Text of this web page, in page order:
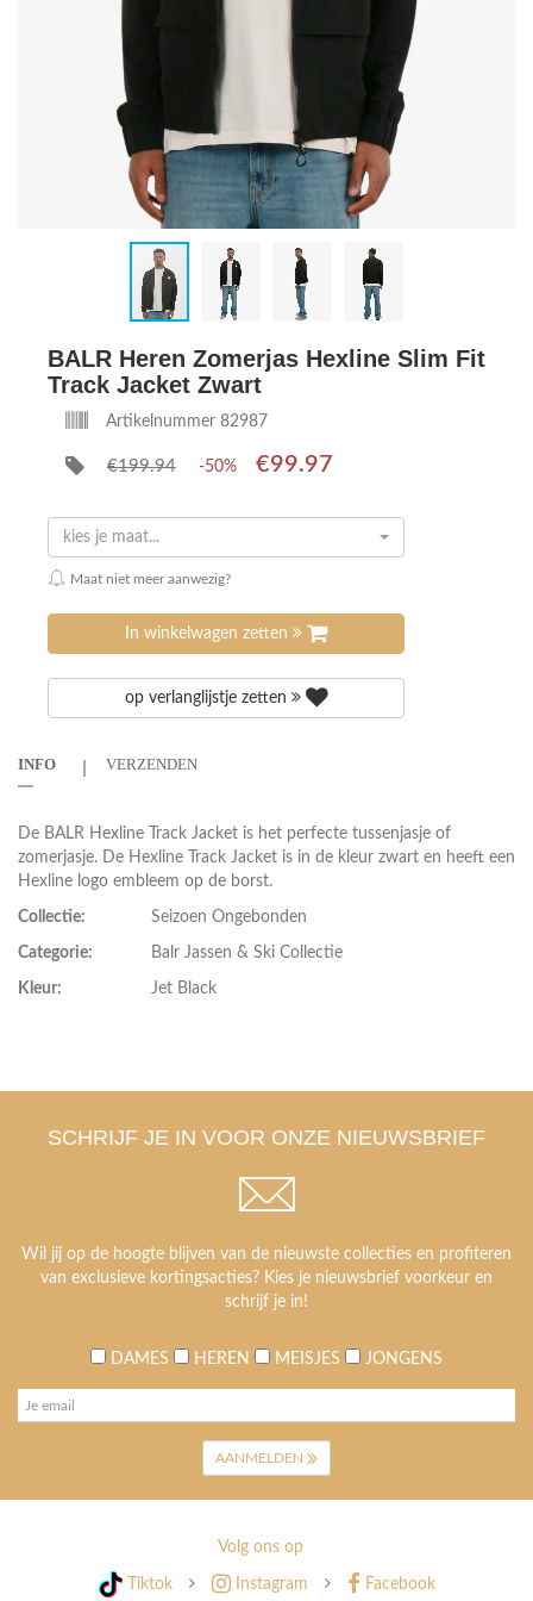
BALR Heren Zomerjas Hexline Slim Fit
Track Jacket Zwart
Artikelnummer 82987
€199.94 -50% €99.97
kies je maat...
Maat niet meer aanwezig?
In winkelwagen zetten
op verlanglijstje zetten
INFO VERZENDEN
De BALR Hexline Track Jacket is het perfecte tussenjasje of
zomerjasje. De Hexline Track Jacket is in de kleur zwart en heeft een
Hexline logo embleem op de borst.
Collectie: Seizoen Ongebonden
Categorie: Balr Jassen & Ski Collectie
Kleur: Jet Black
SCHRIJF JE IN VOOR ONZE NIEUWSBRIEF
Wil jij op de hoogte blijven van de nieuwste collecties en profiteren
van exclusieve kortingsacties? Kies je nieuwsbrief voorkeur en
schrijf je in!
DAMES HEREN MEISJES JONGENS
AANMELDEN
Volg ons op
Tiktok Instagram Facebook